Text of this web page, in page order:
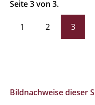
Seite 3 von 3.
1 2 3
Bildnachweise dieser